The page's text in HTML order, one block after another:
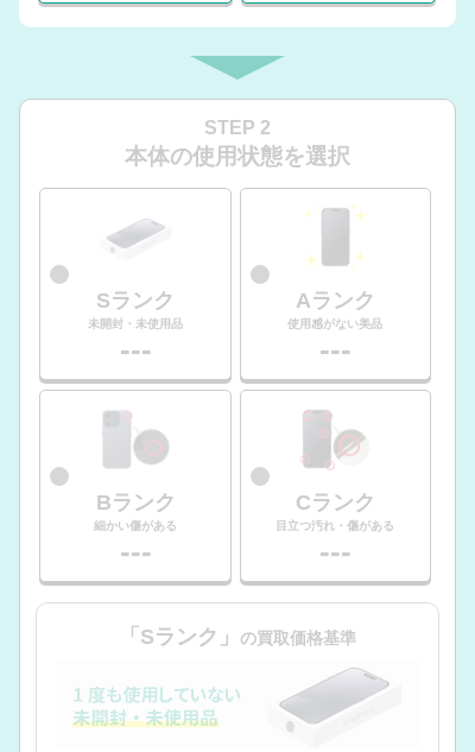
STEP 2
本体の使用状態を選択
Sランク
未開封・未使用品
---
Aランク
使用感がない美品
---
Bランク
細かい傷がある
---
Cランク
目立つ汚れ・傷がある
---
「Sランク」 の買取価格基準